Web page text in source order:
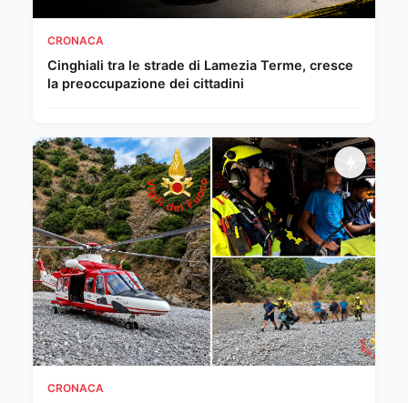
CRONACA
Cinghiali tra le strade di Lamezia Terme, cresce
la preoccupazione dei cittadini
CRONACA